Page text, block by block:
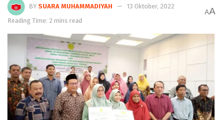
BY SUARA MUHAMMADIYAH
13 Oktober, 2022
Reading Time: 2 mins read
AA